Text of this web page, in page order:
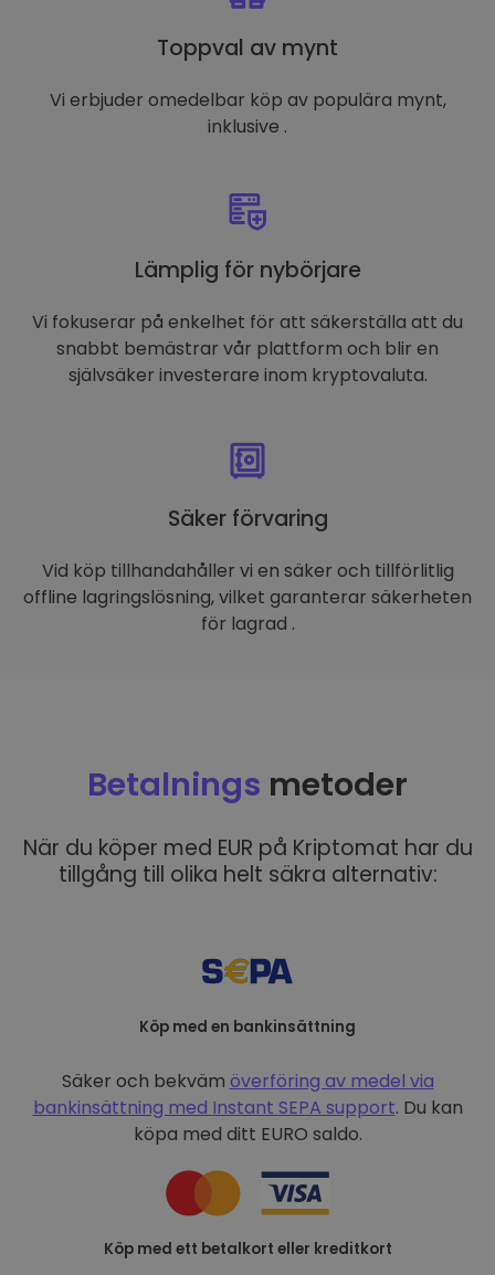
Toppval av mynt
Vi erbjuder omedelbar köp av populära mynt,
inklusive .
Lämplig för nybörjare
Vi fokuserar på enkelhet för att säkerställa att du
snabbt bemästrar vår plattform och blir en
självsäker investerare inom kryptovaluta.
Säker förvaring
Vid köp tillhandahåller vi en säker och tillförlitlig
offline lagringslösning, vilket garanterar säkerheten
för lagrad .
Betalnings metoder
När du köper med EUR på Kriptomat har du
tillgång till olika helt säkra alternativ:
Köp med en bankinsättning
Säker och bekväm överföring av medel via
bankinsättning med Instant SEPA support. Du kan
köpa med ditt EURO saldo.
Köp med ett betalkort eller kreditkort